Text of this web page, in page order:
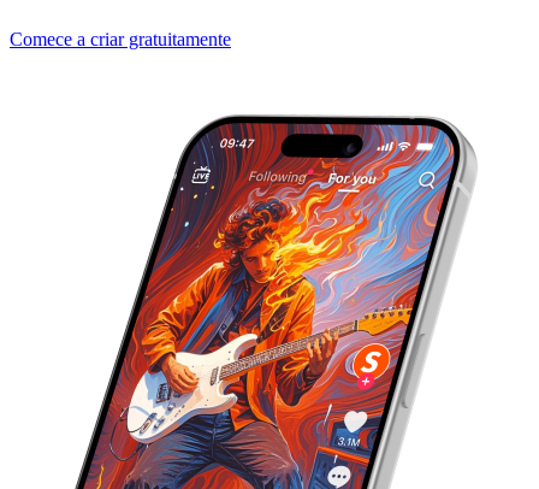
Comece a criar gratuitamente